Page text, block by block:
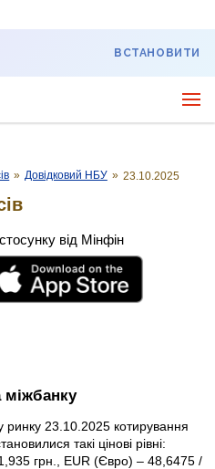
ВСТАНОВИТИ
» Довідковий НБУ » 23.10.2025
від Мінфін
міжбанку
ринку 23.10.2025 котирування
такі цінові рівні:
грн., EUR (Євро) – 48,6475 /